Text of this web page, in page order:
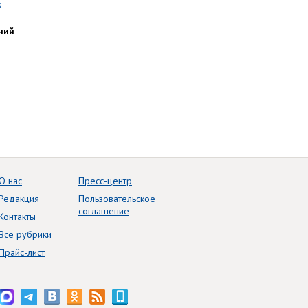
нас
рубрики
лист
Пресс-центр
Пользовательское
соглашение